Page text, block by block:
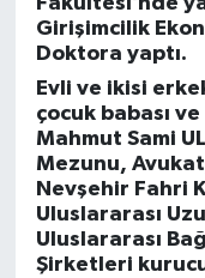
Girişimcilik
Doktora yaptı.
Evli ve ikisi
çocuk babası
Mahmut Sami
Mezunu,
Nevşehir Fahri
Uluslararası
Uluslararası
Şirketleri